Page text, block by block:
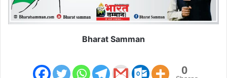
Bharat Samman
0